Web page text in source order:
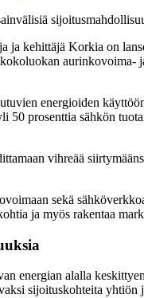
ja kehittäjä Korkia on
aurinkovoima-
energioiden
50 prosenttia sähkön
vihreää
sekä
ja myös rakentaa
energian alalla
sijoituskohteita